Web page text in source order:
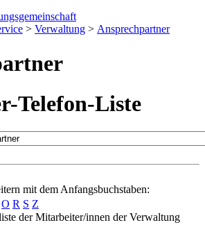
> Verwaltung > Ansprechpartner
Telefon-Liste
mit dem Anfangsbuchstaben:
O R S Z
der Mitarbeiter/innen der Verwaltung